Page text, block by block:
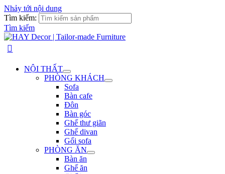
Nhảy tới nội dung
Tìm kiếm:
Tìm kiếm
NỘI THẤT
PHÒNG KHÁCH
Sofa
Bàn cafe
Đôn
Bàn góc
Ghế thư giãn
Ghế divan
Gối sofa
PHÒNG ĂN
Bàn ăn
Ghế ăn